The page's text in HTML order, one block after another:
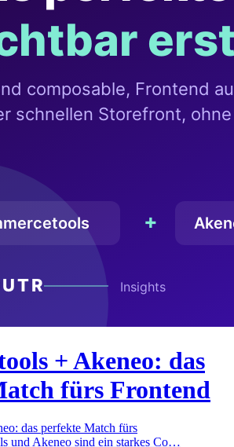
+ Akeneo: das
fürs Frontend
das perfekte Match fürs
und Akeneo sind ein starkes Co…